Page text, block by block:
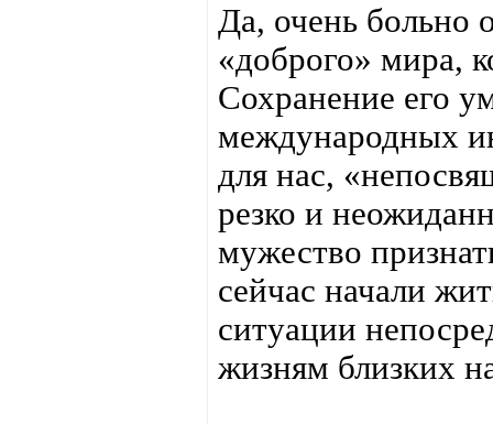
Да, очень больно
«доброго» мира,
Сохранение его
международных
для нас,
резко и
мужество
сейчас начали
ситуации
жизням близких